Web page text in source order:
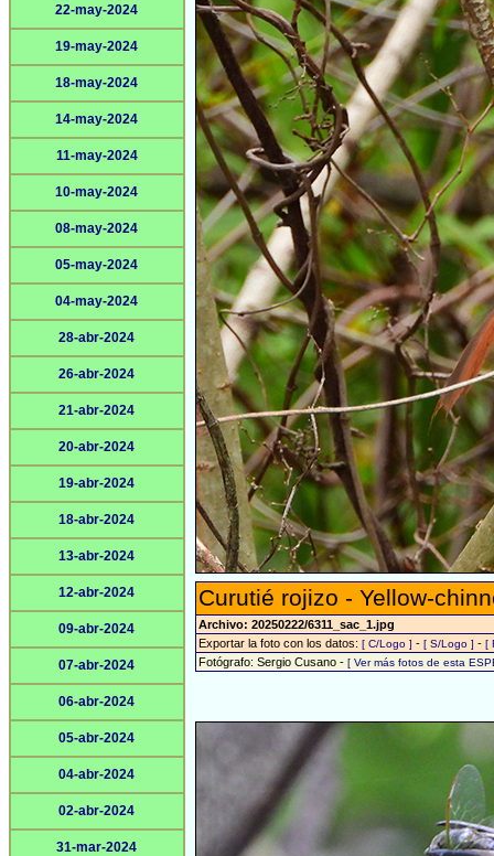
22-may-2024
19-may-2024
18-may-2024
14-may-2024
11-may-2024
10-may-2024
08-may-2024
05-may-2024
04-may-2024
28-abr-2024
26-abr-2024
21-abr-2024
20-abr-2024
19-abr-2024
18-abr-2024
13-abr-2024
12-abr-2024
09-abr-2024
07-abr-2024
06-abr-2024
05-abr-2024
04-abr-2024
02-abr-2024
31-mar-2024
Curutié rojizo - Yellow-
Archivo: 20250222/6311_sac_1.jpg
Exportar la foto con los datos: [ C/Logo ] - [ S/Logo ] - [
Fotógrafo: Sergio Cusano - [ Ver más fotos de esta